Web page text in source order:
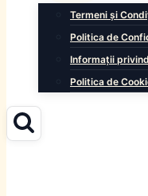
Termeni și
Politica de
Informații
Politica de